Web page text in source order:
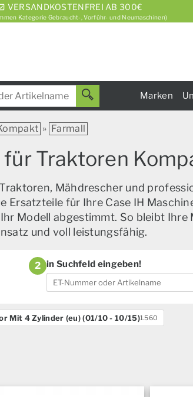
VERSANDKOSTENFREI AB 300€
Kategorie Gebraucht-, Vorführ- und Neumaschinen)
Marken
» Farmall
Traktoren
Mähdrescher und
Ersatzteile für Ihre Case IH
Modell abgestimmt. So bleibt Ihre
und voll leistungsfähig.
2 in Suchfeld eingeben!
Mit 4 Zylinder (eu) (01/10 - 10/15)1.560